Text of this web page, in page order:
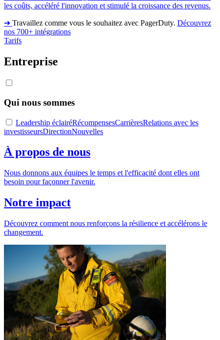
les coûts, accéléré l'innovation et stimulé la croissance des revenus.
➔ Travaillez comme vous le souhaitez avec PagerDuty. Découvrez
nos 700+ intégrations
Tarifs
Entreprise
Qui nous sommes
Leadership éclairéRécompensesCarrièresRelations avec les
investisseursDirectionNouvelles
À propos de nous
Nous donnons aux équipes le temps et l'efficacité dont elles ont
besoin pour façonner l'avenir.
Notre impact
Découvrez comment nous renforçons la résilience et accélérons le
changement.